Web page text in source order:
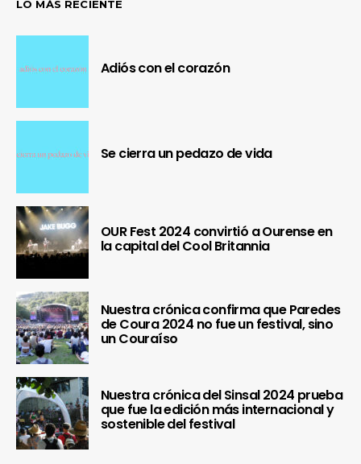
LO MÁS RECIENTE
Adiós con el corazón
Se cierra un pedazo de vida
OUR Fest 2024 convirtió a Ourense en
la capital del Cool Britannia
Nuestra crónica confirma que Paredes
de Coura 2024 no fue un festival, sino
un Couraíso
Nuestra crónica del Sinsal 2024 prueba
que fue la edición más internacional y
sostenible del festival